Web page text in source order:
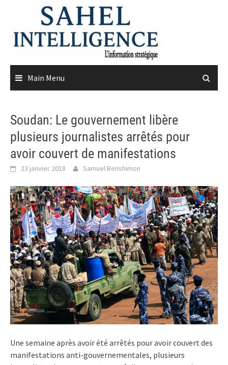
content
Main Menu
Soudan: Le gouvernement libère
plusieurs journalistes arrêtés pour
avoir couvert de manifestations
23 janvier 2018 Samuel Benshimon
Une semaine après avoir été arrêtés pour avoir couvert des
manifestations anti-gouvernementales, plusieurs